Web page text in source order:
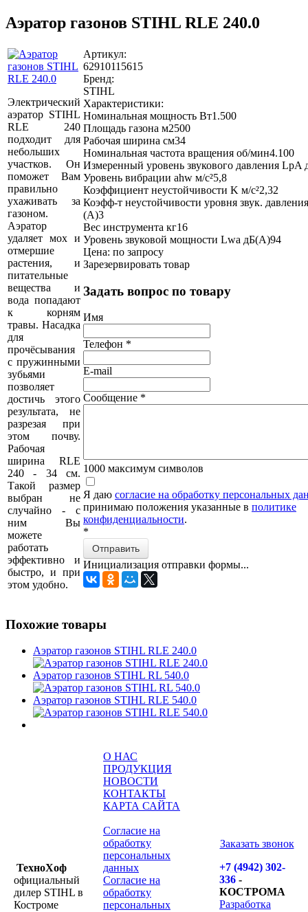
Аэратор газонов STIHL RLE 240.0
Электрический
аэратор STIHL
RLE 240
подходит для
небольших
участков. Он
поможет Вам
правильно
ухаживать за
газоном.
Аэратор
удаляет мох и
отмершие
растения, и
питательные
вещества и
вода попадают
к корням
травы. Насадка
для
прочёсывания
с пружинными
зубьями
позволяет
достичь этого
результата, не
разрезая при
этом почву.
Рабочая
ширина RLE
240 - 34 см.
Такой размер
выбран не
случайно - с
ним Вы
можете
работать
эффективно и
быстро, и при
этом удобно.
Артикул:
62910115615
Бренд:
STIHL
Характеристики:
Номинальная мощность Вт1.500
Площадь газона м2500
Рабочая ширина см34
Номинальная частота вращения об/мин4.100
Измеренный уровень звукового давления LpA
Уровень вибрации ahw м/с²5,8
Коэффициент неустойчивости K м/с²2,32
Коэфф-т неустойчивости уровня звук.
(A)3
Вес инструмента кг16
Уровень звуковой мощности Lwa дБ(A)94
Цена: по запросу
Зарезервировать товар
Задать вопрос по товару
Имя
Телефон *
E-mail
Сообщение *
1000 максимум символов
Я даю согласие на обработку персональных
принимаю положения указанные в политике
конфиденциальности.
*
Отправить
Инициализация отправки формы...
Похожие товары
Аэратор газонов STIHL RLE 240.0
Аэратор газонов STIHL RL 540.0
Аэратор газонов STIHL RLЕ 540.0
ТехноХоф
официальный
дилер STIHL в
Костроме
О НАС
ПРОДУКЦИЯ
НОВОСТИ
КОНТАКТЫ
КАРТА САЙТА
Согласие на
обработку
персональных
данных
Согласие на
обработку
персональных
Заказать звонок
+7 (4942) 302-
336 -
КОСТРОМА
Разработка